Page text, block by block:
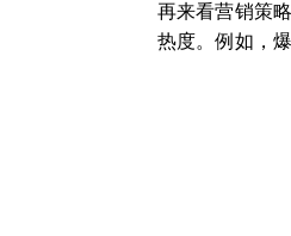
再来看营销策
热度。例如，